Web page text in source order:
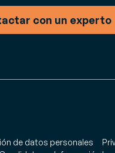
con un experto
de datos personales